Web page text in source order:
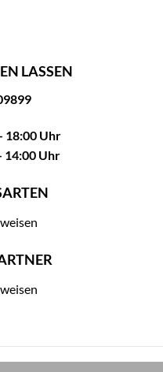
LASSEN
18:00 Uhr
Uhr